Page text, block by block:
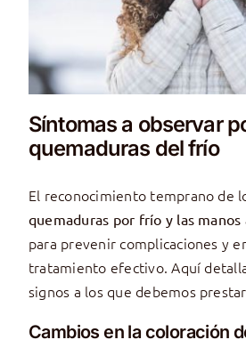
Síntomas a observar
quemaduras del frío
El reconocimiento temprano de
quemaduras por frío y las manos
para prevenir complicaciones y
tratamiento efectivo. Aquí
signos a los que debemos
Cambios en la coloración